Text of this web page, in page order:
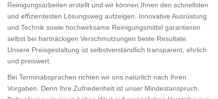
Reinigungsarbeiten erstellt und wir können Ihnen den schnellsten
und effizientesten Lösungsweg aufzeigen. Innovative Ausrüstung
und Technik sowie hochwirksame Reinigungsmittel garantieren
selbst bei hartnäckigen Verschmutzungen beste Resultate.
Unsere Preisgestaltung ist selbstverständlich transparent, ehrlich
und preiswert.
Bei Terminabsprachen richten wir uns natürlich nach Ihren
Vorgaben. Denn Ihre Zufriedenheit ist unser Mindestanspruch.